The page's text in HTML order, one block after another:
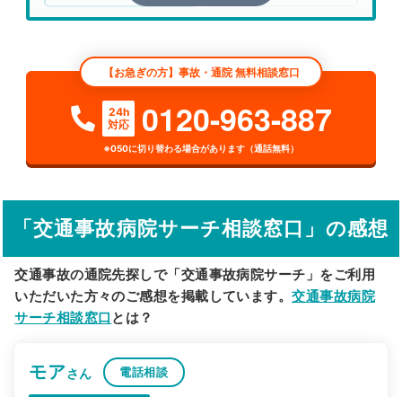
検索する
詳細条件で絞り込む
その他の検索方法
駅から探す 院名から探す
【お急ぎの方】事故・通院 無料相談窓口
24h
対応
0120-963-887
※050に切り替わる場合があります（通話無料）
「交通事故病院サーチ相談窓口」の感想
交通事故の通院先探しで「交通事故病院サーチ」をご利用
いただいた方々のご感想を掲載しています。交通事故病院
サーチ相談窓口 とは？
モアさん 電話相談